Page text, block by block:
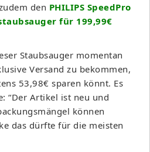
den PHILIPS SpeedPro
für 199,99€
Staubsauger momentan
Versand zu bekommen,
53,98€ sparen könnt. Es
“Der Artikel ist neu und
können
das dürfte für die meisten